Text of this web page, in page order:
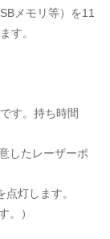
メモリ等）を11
す。
す。持ち時間
したレーザーポ
灯します。
。）